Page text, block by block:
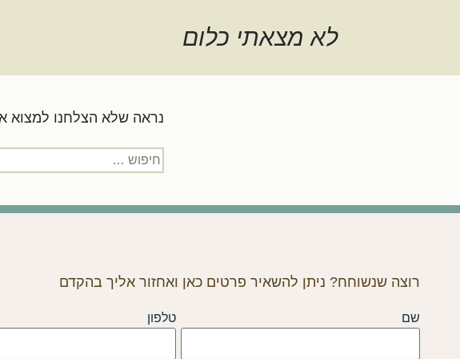
לא מצאתי כלום
נראה שלא הצלחנו למצוא
רוצה שנשוחח? ניתן להשאיר פרטים כאן ואחזור אליך בהקדם
שם טלפון